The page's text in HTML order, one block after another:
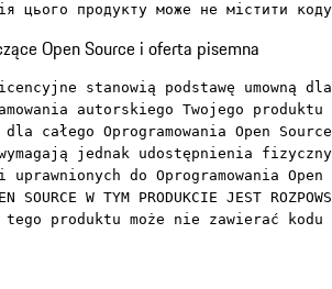
цього продукту може не містити
Open Source i oferta pisemna
stanowią podstawę umowną
autorskiego Twojego
całego Oprogramowania Open
jednak udostępnienia
uprawnionych do Oprogramowania
OPEN SOURCE W TYM PRODUKCIE
tego produktu może nie zawierać